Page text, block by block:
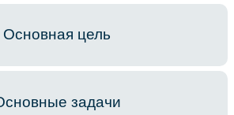
Основная цель
задачи